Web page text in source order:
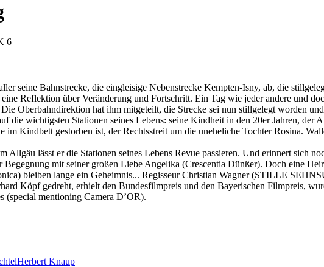
6
seine Bahnstrecke, die eingleisige Nebenstrecke Kempten-Isny, ab, die
Reflektion über Veränderung und Fortschritt. Ein Tag wie jeder andere und
Oberbahndirektion hat ihm mitgeteilt, die Strecke sei nun stillgelegt worden
die wichtigsten Stationen seines Lebens: seine Kindheit in den 20er Jahren, der
im Kindbett gestorben ist, der Rechtsstreit um die uneheliche Tochter Rosina.
Allgäu lässt er die Stationen seines Lebens Revue passieren. Und erinnert sich
mit seiner großen Liebe Angelika (Crescentia Dünßer). Doch eine
bleiben lange ein Geheimnis... Regisseur Christian Wagner (STILLE
Köpf gedreht, erhielt den Bundesfilmpreis und den Bayerischen Filmpreis,
mentioning Camera D’OR).
Herbert Knaup